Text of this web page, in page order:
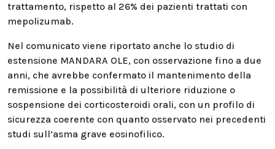
trattamento, rispetto al 26% dei pazienti trattati con
mepolizumab.
Nel comunicato viene riportato anche lo studio di
estensione MANDARA OLE, con osservazione fino a due
anni, che avrebbe confermato il mantenimento della
remissione e la possibilità di ulteriore riduzione o
sospensione dei corticosteroidi orali, con un profilo di
sicurezza coerente con quanto osservato nei precedenti
studi sull’asma grave eosinofilico.